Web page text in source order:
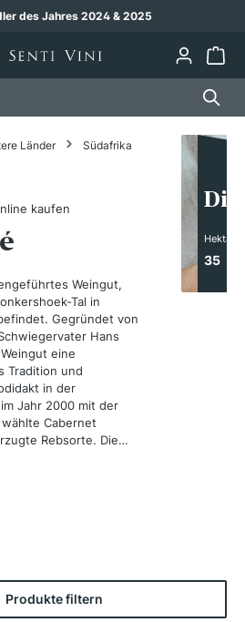
des Jahres 2024 & 2025
Länder
Südafrika
kaufen
Weingut,
Tal in
Gegründet von
Hans
eine
Tradition und
in der
Jahr 2000 mit der
Cabernet
Rebsorte. Die
Hektar
35
Produkte filtern